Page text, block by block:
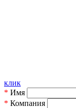
клик
* Имя
* Компания